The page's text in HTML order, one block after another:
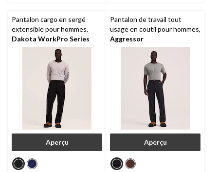
Pantalon cargo en sergé
extensible pour hommes,
Dakota WorkPro Series
Aperçu
Pantalon de travail tout
usage en coutil pour hommes,
Aggressor
Aperçu